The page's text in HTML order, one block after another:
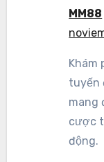
MM88
Khám
tuyến
mang
cược
động.